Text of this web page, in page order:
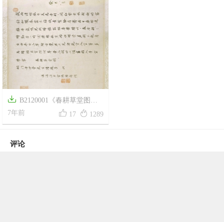
 B2120001《春耕草堂图》
清代画家禹之鼎高清作品
7年前  17  1289
评论